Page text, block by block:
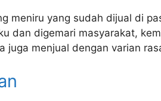
meniru yang sudah dijual di
dan digemari masyarakat,
juga menjual dengan varian